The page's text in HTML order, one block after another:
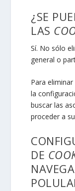
¿SE
LAS
Sí. No sólo
general o
Para
la
buscar las
proceder a
DE